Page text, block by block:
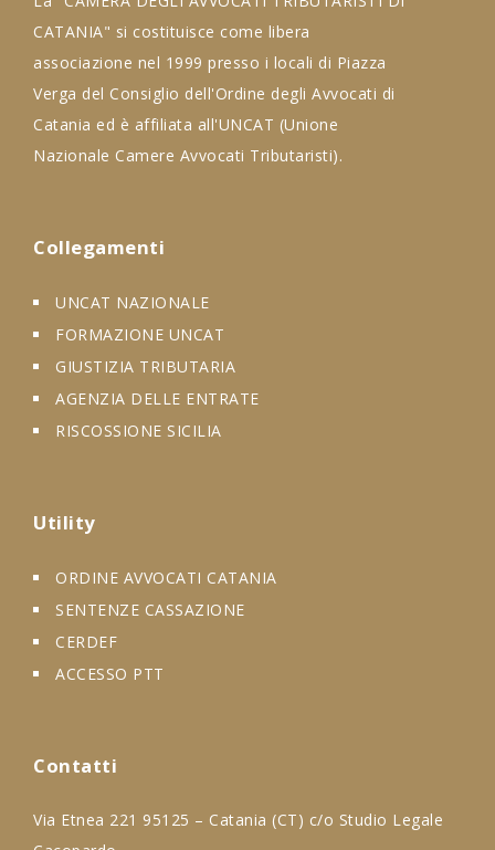
CATANIA" si costituisce come libera
associazione nel 1999 presso i locali di Piazza
Verga del Consiglio dell'Ordine degli Avvocati di
Catania ed è affiliata all'UNCAT (Unione
Nazionale Camere Avvocati Tributaristi).
Collegamenti
UNCAT NAZIONALE
FORMAZIONE UNCAT
GIUSTIZIA TRIBUTARIA
AGENZIA DELLE ENTRATE
RISCOSSIONE SICILIA
Utility
ORDINE AVVOCATI CATANIA
SENTENZE CASSAZIONE
CERDEF
ACCESSO PTT
Contatti
Via Etnea 221 95125 – Catania (CT) c/o Studio Legale